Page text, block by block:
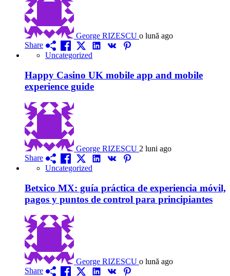
George RIZESCU o lună ago
Share
Uncategorized
Happy Casino UK mobile app and mobile
experience guide
George RIZESCU 2 luni ago
Share
Uncategorized
Betxico MX: guía práctica de experiencia móvil,
pagos y puntos de control para principiantes
George RIZESCU o lună ago
Share